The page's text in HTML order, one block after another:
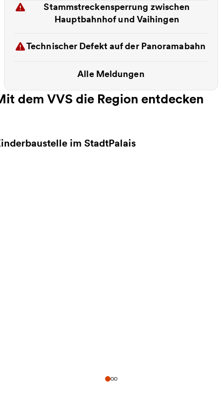
Stammstreckensperrung zwischen
Hauptbahnhof und Vaihingen
Technischer Defekt auf der Panoramabahn
Alle Meldungen
dem VVS die Region entdecken
im StadtPalais
Informationen zu Kinderbaustelle im